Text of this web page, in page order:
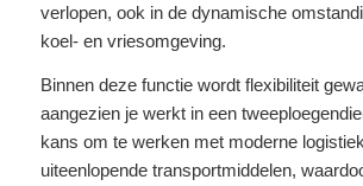
verlopen, ook in de dynamische
koel- en vriesomgeving.
Binnen deze functie wordt flexibiliteit
aangezien je werkt in een
kans om te werken met moderne
uiteenlopende transportmiddelen,